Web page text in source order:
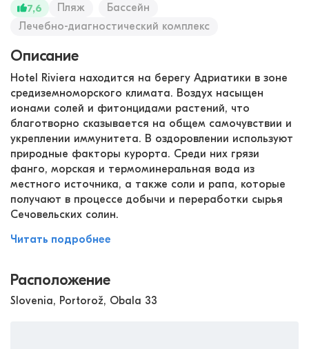
7,6
Пляж
Бассейн
Лечебно-диагностический комплекс
Описание
Hotel Riviera находится на берегу Адриатики в зоне
средиземноморского климата. Воздух насыщен
ионами солей и фитонцидами растений, что
благотворно сказывается на общем самочувствии и
укреплении иммунитета. В оздоровлении используют
природные факторы курорта. Среди них грязи
фанго, морская и термоминеральная вода из
местного источника, а также соли и рапа, которые
получают в процессе добычи и переработки сырья
Сечовельских солин.
Читать подробнее
Расположение
Slovenia, Portorož, Obala 33